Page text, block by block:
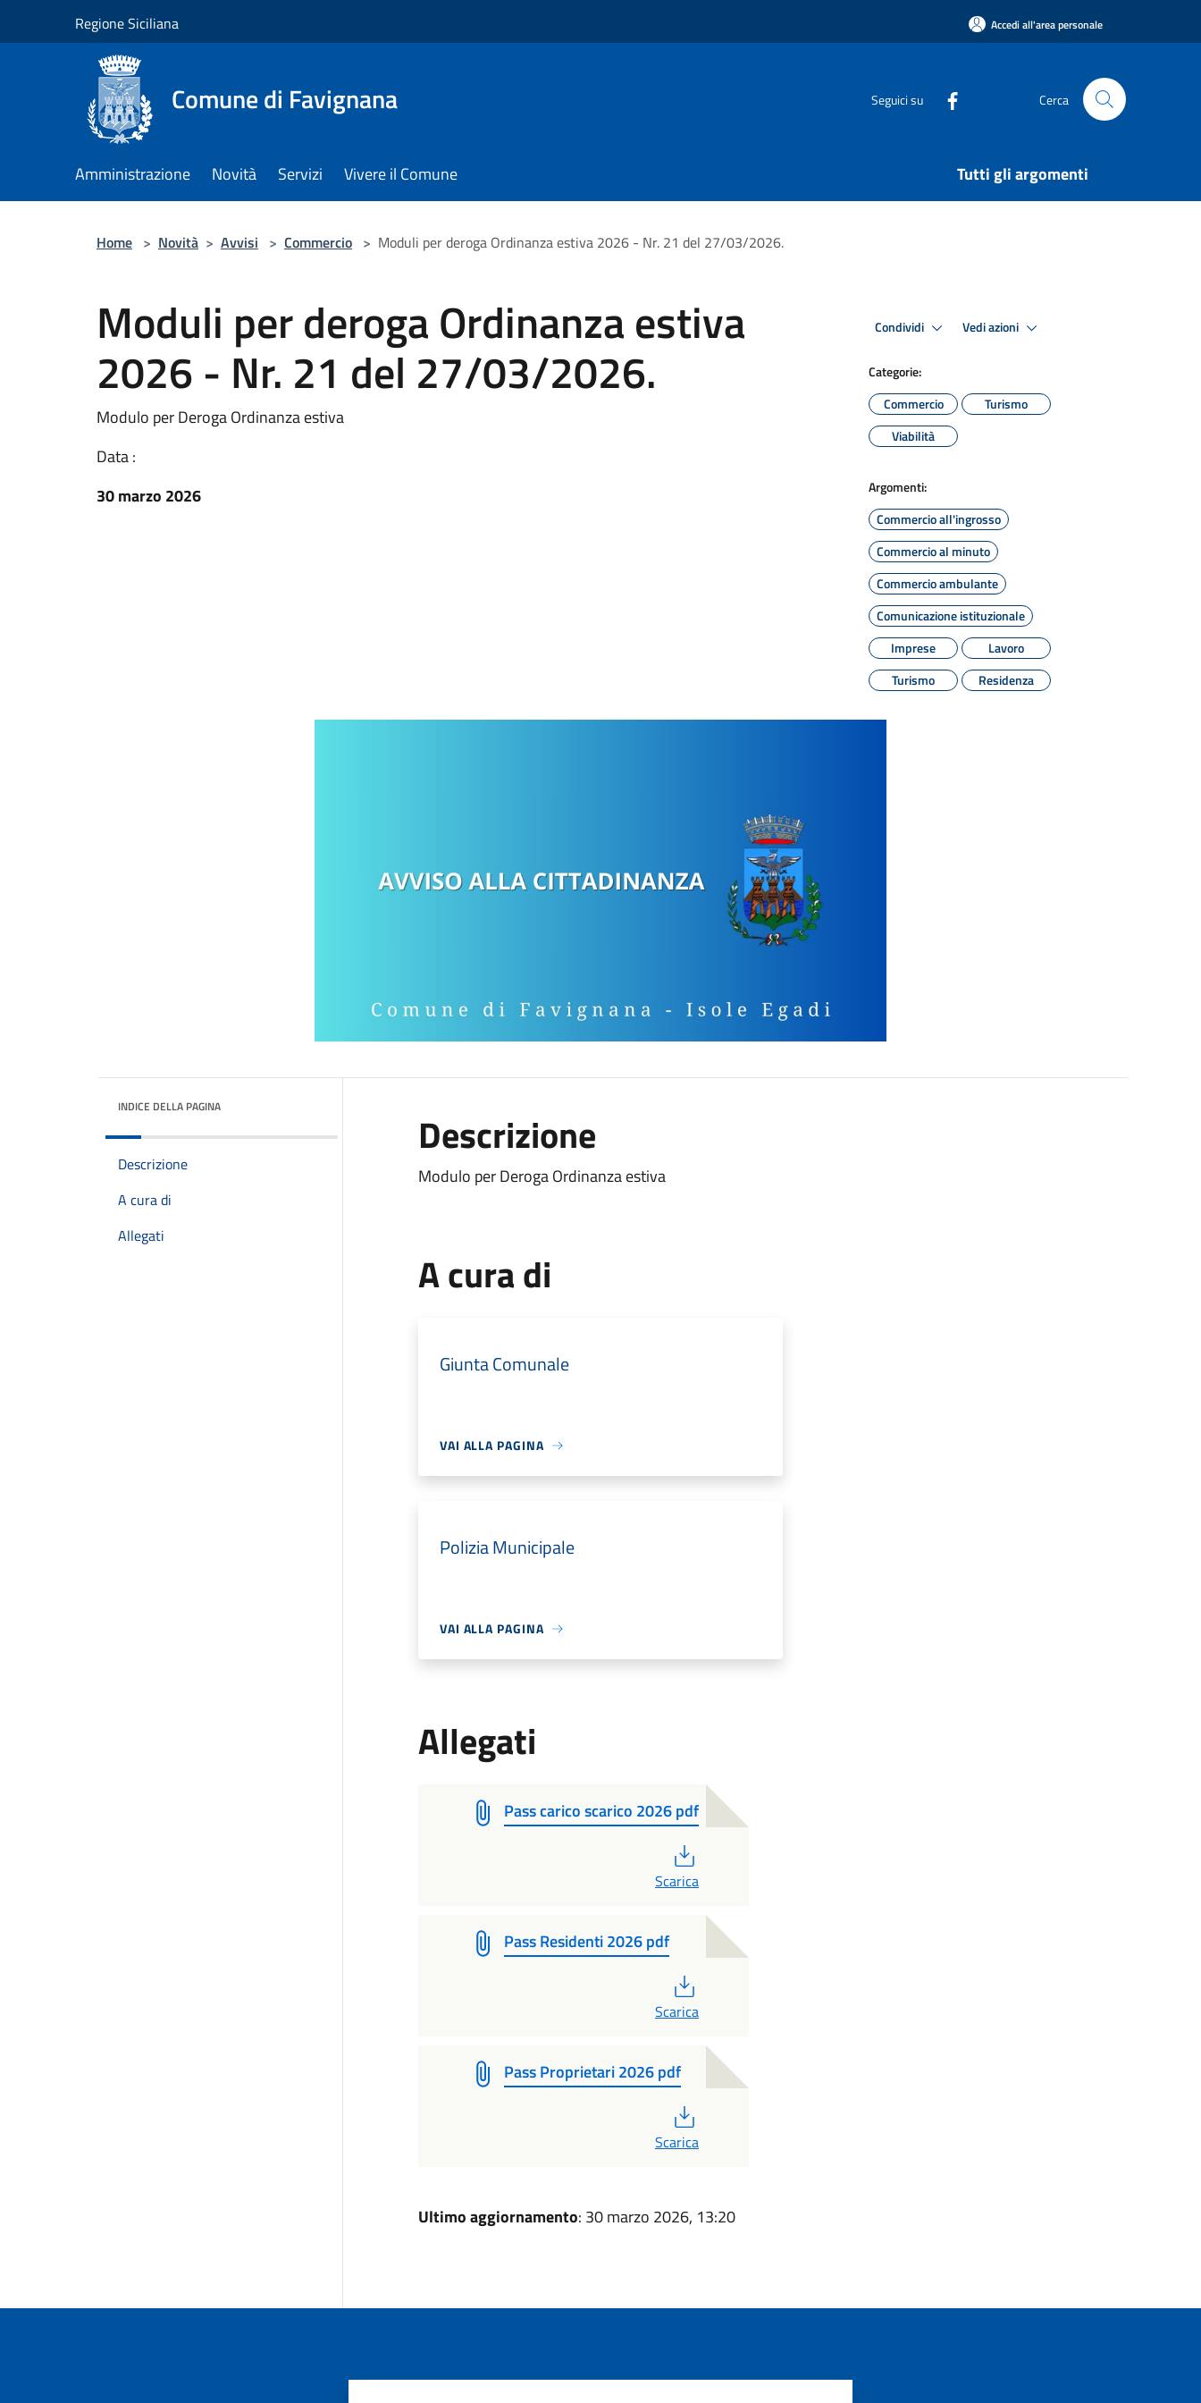
Regione Siciliana Accedi all'area personale
Comune di Favignana Seguici su Cerca
Amministrazione Novità Servizi Vivere il Comune Tutti gli argomenti
Home > Novità > Avvisi > Commercio > Moduli per deroga Ordinanza estiva 2026 - Nr. 21 del 27/03/2026.
Moduli per deroga Ordinanza estiva
2026 - Nr. 21 del 27/03/2026.
Modulo per Deroga Ordinanza estiva
Data :
30 marzo 2026
Condividi Vedi azioni
Categorie:
Commercio
Turismo
Viabilità
Argomenti:
Commercio all'ingrosso
Commercio al minuto
Commercio ambulante
Comunicazione istituzionale
Imprese
Lavoro
Turismo
Residenza
INDICE DELLA PAGINA
Descrizione
A cura di
Allegati
Descrizione
Modulo per Deroga Ordinanza estiva
A cura di
Giunta Comunale
VAI ALLA PAGINA
Polizia Municipale
VAI ALLA PAGINA
Allegati
Pass carico scarico 2026 pdf
Scarica
Pass Residenti 2026 pdf
Scarica
Pass Proprietari 2026 pdf
Scarica
Ultimo aggiornamento: 30 marzo 2026, 13:20